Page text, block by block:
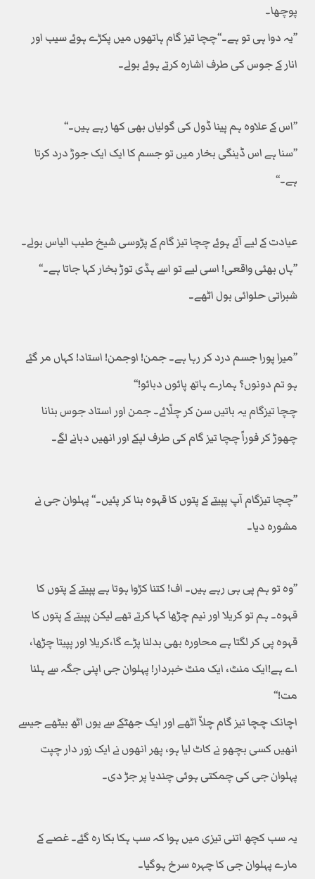
پوچھا۔
’’یہ دوا ہی تو ہے۔‘‘چچا تیز گام ہاتھوں میں پکڑے ہوئے سیب اور
انار کے جوس کی طرف اشارہ کرتے ہوئے بولے۔
’’اس کے علاوہ ہم پینا ڈول کی گولیاں بھی کھا رہے ہیں۔‘‘
’’سنا ہے اس ڈینگی بخار میں تو جسم کا ایک ایک جوڑ درد کرتا
ہے۔‘‘
عیادت کے لیے آئے ہوئے چچا تیز گام کے پڑوسی شیخ طیب الیاس بولے۔
’’ہاں بھئی واقعی! اسی لیے تو اسے ہڈی توڑ بخار کہا جاتا ہے۔‘‘
شبراتی حلوائی بول اٹھے۔
’’میرا پورا جسم درد کر رہا ہے۔ جمن! اوجمن! استاد! کہاں مر گئے
ہو تم دونوں؟ ہمارے ہاتھ پائوں دبائو!‘‘
چچا تیزگام یہ باتیں سن کر چلّائے۔ جمن اور استاد جوس بنانا
چھوڑ کر فوراً چچا تیز گام کی طرف لپکے اور انھیں دبانے لگے۔
’’چچا تیزگام آپ پپیتے کے پتوں کا قہوہ بنا کر پئیں۔‘‘ پہلوان جی نے
مشورہ دیا۔
’’وہ تو ہم پی ہی رہے ہیں۔ اف! کتنا کڑوا ہوتا ہے پپیتے کے پتوں کا
قہوہ۔ ہم تو کریلا اور نیم چڑھا کہا کرتے تھے لیکن پپیتے کے پتوں کا
قہوہ پی کر لگتا ہے محاورہ بھی بدلنا پڑے گا،کریلا اور پپیتا چڑھا،
اے ہے!ایک منٹ، ایک منٹ خبردار! پہلوان جی اپنی جگہ سے ہلنا
مت!‘‘
اچانک چچا تیز گام چلاّ اٹھے اور ایک جھٹکے سے یوں اٹھ بیٹھے جیسے
انھیں کسی بچھو نے کاٹ لیا ہو، پھر انھوں نے ایک زور دار چپت
پہلوان جی کی چمکتی ہوئی چندیا پر جڑ دی۔
یہ سب کچھ اتنی تیزی میں ہوا کہ سب ہکا بکا رہ گئے۔ غصے کے
مارے پہلوان جی کا چہرہ سرخ ہوگیا۔